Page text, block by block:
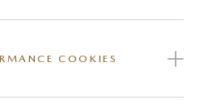
COOKIES